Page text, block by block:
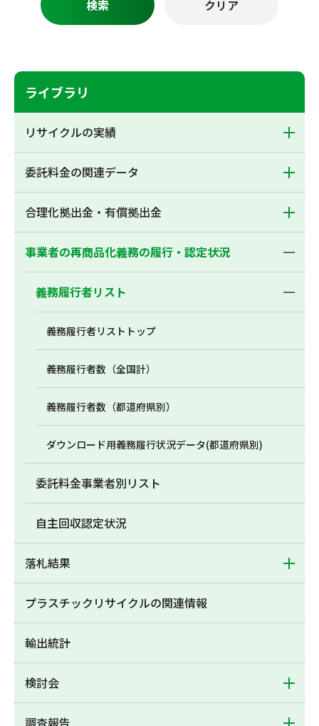
ライブラリ
リサイクルの実績
委託料金の関連データ
合理化拠出金・有償拠出金
事業者の再商品化義務の履行・認定状況
義務履行者リスト
義務履行者リストトップ
義務履行者数（全国計）
義務履行者数（都道府県別）
ダウンロード用義務履行状況データ(都道府県別)
委託料金事業者別リスト
自主回収認定状況
落札結果
プラスチックリサイクルの関連情報
輸出統計
検討会
調査報告